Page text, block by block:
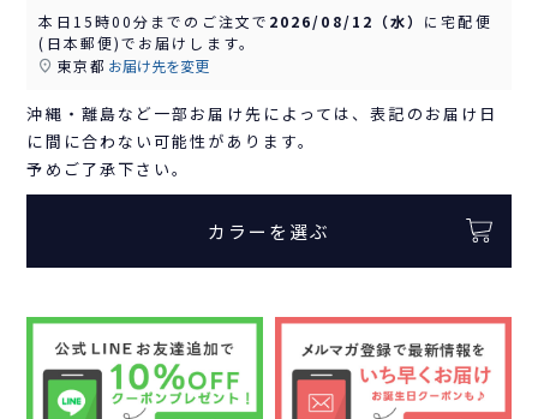
本日 15時00分 までのご注文で 2026/08/12（水） に宅配便
(日本郵便)でお届けします。
東京都 お届け先を変更
沖縄・離島など一部お届け先によっては、表記のお届け日
に間に合わない可能性があります。
予めご了承下さい。
カラーを選ぶ